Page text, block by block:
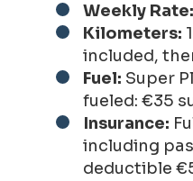
Weekly Rate:
Kilometers:
included,
Fuel: Super
fueled: €35
Insurance:
including
deductible